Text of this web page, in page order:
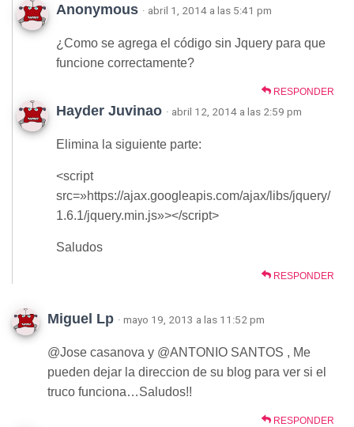
Anonymous · abril 1, 2014 a las 5:41 pm
¿Como se agrega el código sin Jquery para que
funcione correctamente?
RESPONDER
Hayder Juvinao · abril 12, 2014 a las 2:59 pm
Elimina la siguiente parte:
<script
src=»https://ajax.googleapis.com/ajax/libs/jquery/
1.6.1/jquery.min.js»></script>
Saludos
RESPONDER
Miguel Lp · mayo 19, 2013 a las 11:52 pm
@Jose casanova y @ANTONIO SANTOS , Me
pueden dejar la direccion de su blog para ver si el
truco funciona…Saludos!!
RESPONDER